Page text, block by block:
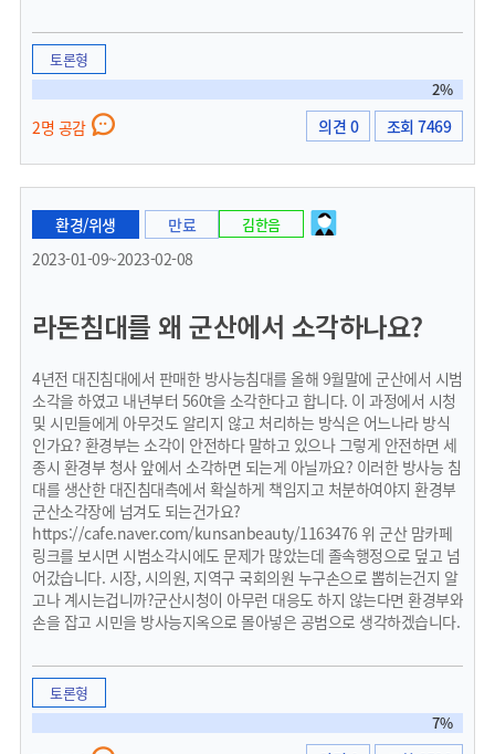
토론형
2%
2명 공감 의견 0 조회 7469
환경/위생
만료
2023-01-09~2023-02-08
김한음
라돈침대를 왜 군산에서 소각하나요?
4년전 대진침대에서 판매한 방사능침대를 올해 9월말에 군산에서 시범
소각을 하였고 내년부터 560t을 소각한다고 합니다. 이 과정에서 시청
및 시민들에게 아무것도 알리지 않고 처리하는 방식은 어느나라 방식
인가요? 환경부는 소각이 안전하다 말하고 있으나 그렇게 안전하면 세
종시 환경부 청사 앞에서 소각하면 되는게 아닐까요? 이러한 방사능 침
대를 생산한 대진침대측에서 확실하게 책임지고 처분하여야지 환경부
군산소각장에 넘겨도 되는건가요?
https://cafe.naver.com/kunsanbeauty/1163476 위 군산 맘카페
링크를 보시면 시범소각시에도 문제가 많았는데 졸속행정으로 덮고 넘
어갔습니다. 시장, 시의원, 지역구 국회의원 누구손으로 뽑히는건지 알
고나 계시는겁니까?군산시청이 아무런 대응도 하지 않는다면 환경부와
손을 잡고 시민을 방사능지옥으로 몰아넣은 공범으로 생각하겠습니다.
토론형
7%